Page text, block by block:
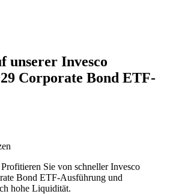
unserer Invesco
Corporate Bond ETF-
Sie von schneller Invesco
Bond ETF-Ausführung und
hohe Liquidität.